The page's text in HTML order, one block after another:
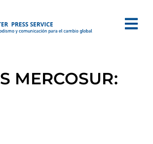
MERCOSUR: